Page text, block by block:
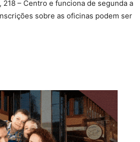
– Centro e funciona de segunda a
sobre as oficinas podem ser